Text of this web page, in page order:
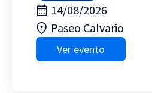
14/08/2026
Paseo Calvario
Ver evento